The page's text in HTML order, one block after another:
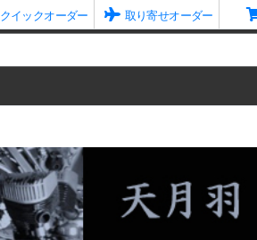
クイックオーダー 取り寄せオーダー